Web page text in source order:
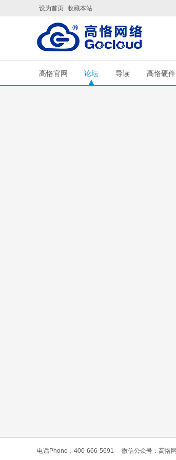
设为首页 收藏本站
高恪官网 论坛 导读 高恪硬件
电话Phone：400-666-5691 微信公众号：高恪